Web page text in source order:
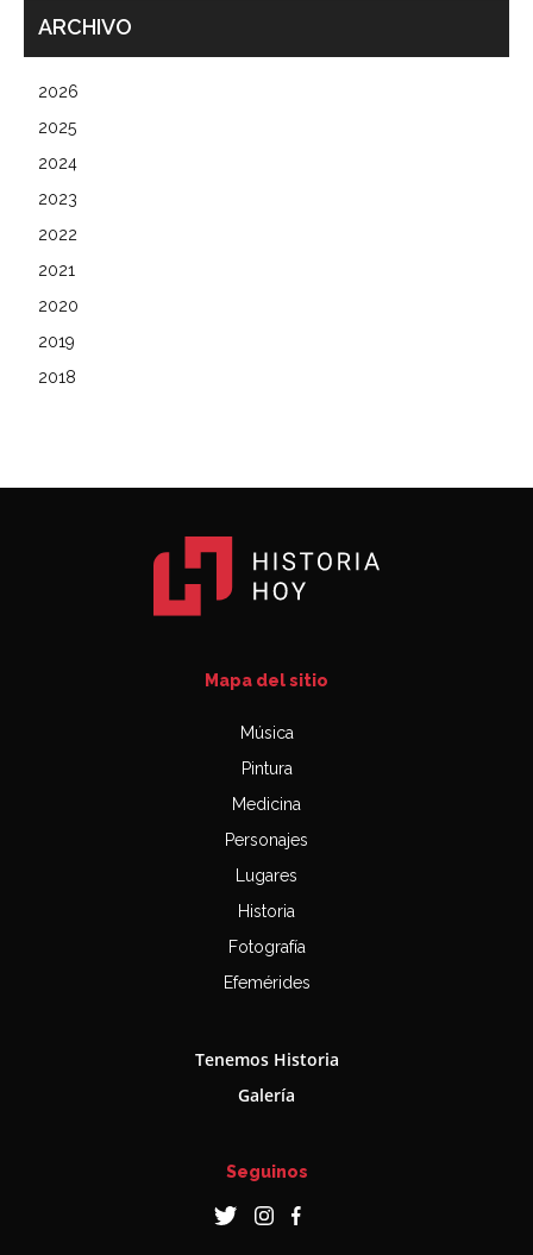
ARCHIVO
2026
2025
2024
2023
2022
2021
2020
2019
2018
Mapa del sitio
Música
Pintura
Medicina
Personajes
Lugares
Historia
Fotografía
Efemérides
Tenemos Historia
Galería
Seguinos